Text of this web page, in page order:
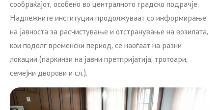
сообраќајот, особено во централното градско подрачје.
Надлежните институции продолжуваат со информирање
на јавноста за расчистување и отстранување на возилата,
кои подолг временски период, се наоѓаат на разни
локации (паркинзи на јавни претпријатија, тротоари,
семејни дворови и сл.).